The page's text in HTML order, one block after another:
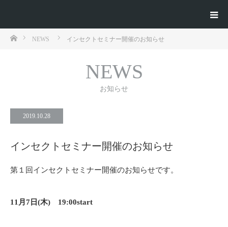
ホームNEWS インセクトセミナー開催のお知らせ
NEWS
お知らせ
2019.10.28
インセクトセミナー開催のお知らせ
第１回インセクトセミナー開催のお知らせです。
11月7日(木) 19:00start